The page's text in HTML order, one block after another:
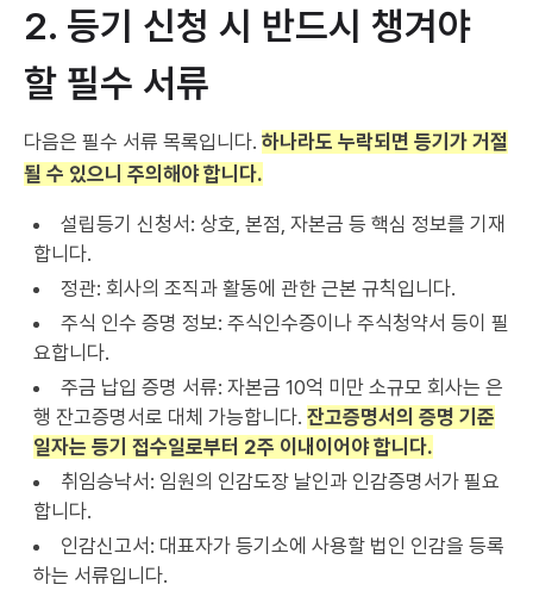
2. 등기 신청 시 반드시 챙겨야
할 필수 서류
다음은 필수 서류 목록입니다. 하나라도 누락되면 등기가 거절
될 수 있으니 주의해야 합니다.
설립등기 신청서: 상호, 본점, 자본금 등 핵심 정보를 기재
합니다.
정관: 회사의 조직과 활동에 관한 근본 규칙입니다.
주식 인수 증명 정보: 주식인수증이나 주식청약서 등이 필
요합니다.
주금 납입 증명 서류: 자본금 10억 미만 소규모 회사는 은
행 잔고증명서로 대체 가능합니다. 잔고증명서의 증명 기준
일자는 등기 접수일로부터 2주 이내이어야 합니다.
취임승낙서: 임원의 인감도장 날인과 인감증명서가 필요
합니다.
인감신고서: 대표자가 등기소에 사용할 법인 인감을 등록
하는 서류입니다.